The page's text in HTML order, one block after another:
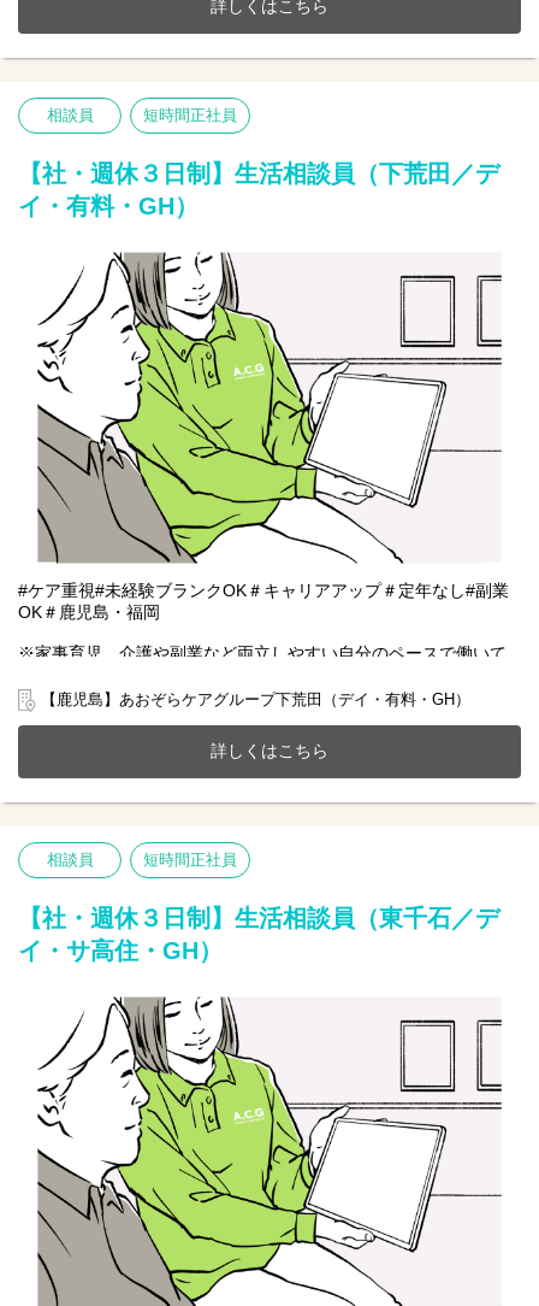
20～70代まで幅広い年齢層の方が活躍中です。
今までのご経験やスキルを当社で発揮して頂ける方を募集してい
ます。
【仕事内容】相談業務全般 ※夜勤は希望者のみ
〇利用者様や家族様の相談窓口
〇介助サポートなど
※初めての方は先輩が丁寧にサポートしますのでご安心ください
★
詳しくはこちら
相談員 短時間正社員
【社・週休３日制】生活相談員（下荒田／デ
イ・有料・GH）
#ケア重視#未経験ブランクOK＃キャリアアップ＃定年なし#副業
OK＃鹿児島・福岡
※家事育児、介護や副業など両立しやすい自分のペースで働いて
鹿児島市下荒田にある有料老人ホーム(定員27名)とデイサービス
20～70代まで幅広い年齢層の方が活躍中です。
今までのご経験やスキルを当社で発揮して頂ける方を募集してい
【仕事内容】相談業務全般 ※夜勤は希望者のみ
〇入所退所手続
〇介助サポートなど
※初めての方は先輩が丁寧にサポートしますのでご安心ください
【鹿児島】あおぞらケアグループ下荒田（デイ・有料・GH）
詳しくはこちら
相談員 短時間正社員
【社・週休３日制】生活相談員（東千石／デ
イ・サ高住・GH）